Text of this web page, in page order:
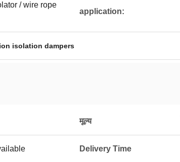
/ wire rope
application:
isolation dampers
मूल्य
Delivery Time